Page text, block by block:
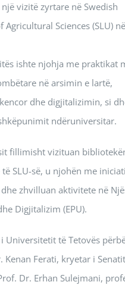
vizitë zyrtare në Swedish
Agricultural Sciences (SLU) në
ishte njohja me praktikat
në arsimin e lartë,
dhe digjitalizimin, si
ndëruniversitar.
fillimisht vizituan
SLU-së, u njohën me
dhe zhvilluan aktivitete në
Digjitalizim (EPU).
Universitetit të Tetovës
Kenan Ferati, kryetar i
Dr. Erhan Sulejmani,